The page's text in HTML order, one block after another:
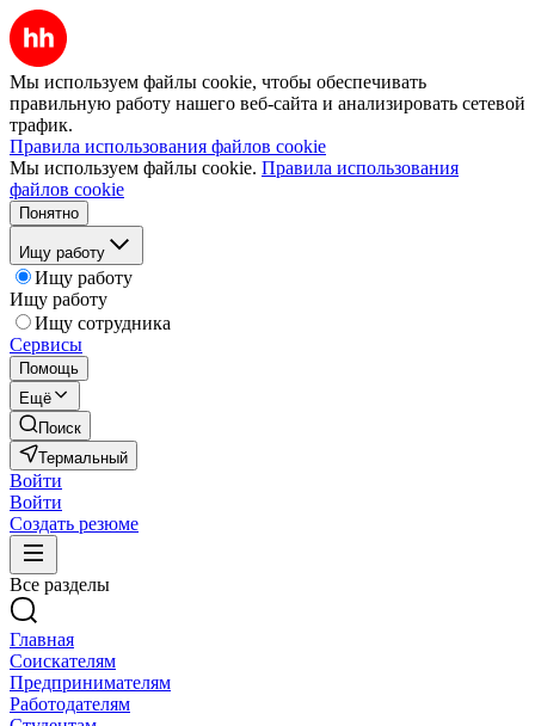
Мы используем файлы cookie, чтобы обеспечивать
правильную работу нашего веб-сайта и анализировать сетевой
трафик.
Правила использования файлов cookie
Мы используем файлы cookie. Правила использования
файлов cookie
Понятно
Ищу работу
Ищу работу
Ищу работу
Ищу сотрудника
Сервисы
Помощь
Ещё
Поиск
Термальный
Войти
Войти
Создать резюме
Все разделы
Главная
Соискателям
Предпринимателям
Работодателям